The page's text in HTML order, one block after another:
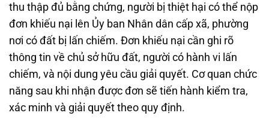
thu thập đủ bằng chứng, người bị thiệt hại có thể nộp
đơn khiếu nại lên Ủy ban Nhân dân cấp xã, phường
nơi có đất bị lấn chiếm. Đơn khiếu nại cần ghi rõ
thông tin về chủ sở hữu đất, người có hành vi lấn
chiếm, và nội dung yêu cầu giải quyết. Cơ quan chức
năng sau khi nhận được đơn sẽ tiến hành kiểm tra,
xác minh và giải quyết theo quy định.